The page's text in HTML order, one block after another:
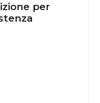
per